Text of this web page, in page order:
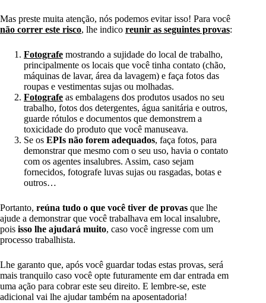
Mas preste muita atenção, nós podemos evitar isso! Para você
não correr este risco, lhe indico reunir as seguintes provas:
Fotografe mostrando a sujidade do local de trabalho,
principalmente os locais que você tinha contato (chão,
máquinas de lavar, área da lavagem) e faça fotos das
roupas e vestimentas sujas ou molhadas.
Fotografe as embalagens dos produtos usados no seu
trabalho, fotos dos detergentes, água sanitária e outros,
guarde rótulos e documentos que demonstrem a
toxicidade do produto que você manuseava.
Se os EPIs não forem adequados, faça fotos, para
demonstrar que mesmo com o seu uso, havia o contato
com os agentes insalubres. Assim, caso sejam
fornecidos, fotografe luvas sujas ou rasgadas, botas e
outros…
Portanto, reúna tudo o que você tiver de provas que lhe
ajude a demonstrar que você trabalhava em local insalubre,
pois isso lhe ajudará muito, caso você ingresse com um
processo trabalhista.
Lhe garanto que, após você guardar todas estas provas, será
mais tranquilo caso você opte futuramente em dar entrada em
uma ação para cobrar este seu direito. E lembre-se, este
adicional vai lhe ajudar também na aposentadoria!